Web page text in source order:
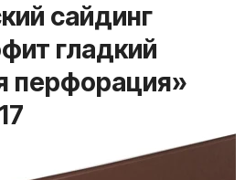
сайдинг
гладкий
перфорация»